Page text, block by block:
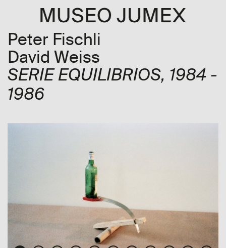
Peter Fischli
David Weiss
SERIE EQUILIBRIOS, 1984 -
1986